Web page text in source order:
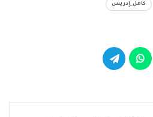
كامل_إدريس